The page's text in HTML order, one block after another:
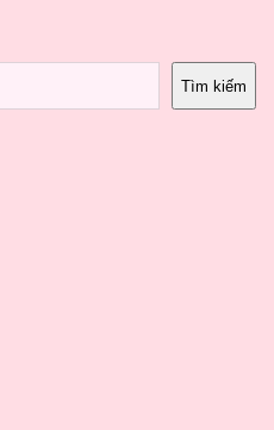
Tìm kiếm